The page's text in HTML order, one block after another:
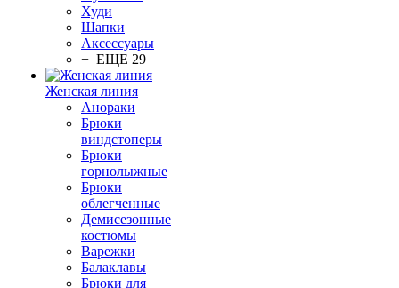
Худи
Шапки
Аксессуары
+ ЕЩЕ 29
Женская линия
Анораки
Брюки
виндстоперы
Брюки
горнолыжные
Брюки
облегченные
Демисезонные
костюмы
Варежки
Балаклавы
Брюки для